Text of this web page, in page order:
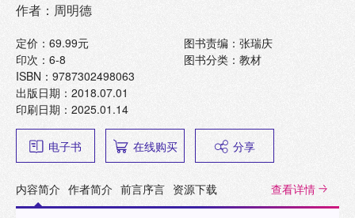
作者：周明德
定价：69.99元
印次：6-8
ISBN：9787302498063
出版日期：2018.07.01
印刷日期：2025.01.14
图书责编：张瑞庆
图书分类：教材
电子书 在线购买 分享
内容简介 作者简介 前言序言 资源下载 查看详情